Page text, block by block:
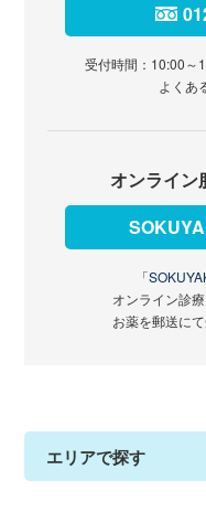
受付時間：10:00～
よくあ
オンライン
「
オンライン診
お薬を郵送に
エリアで探す